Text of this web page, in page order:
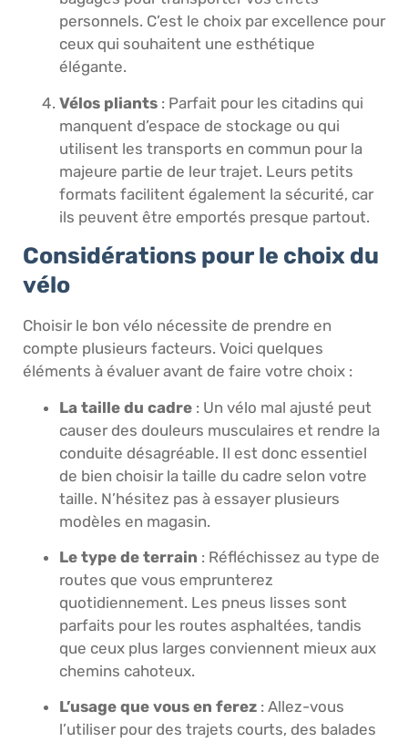
personnels. C’est le choix par excellence pour
ceux qui souhaitent une esthétique
élégante.
Vélos pliants : Parfait pour les citadins qui
manquent d’espace de stockage ou qui
utilisent les transports en commun pour la
majeure partie de leur trajet. Leurs petits
formats facilitent également la sécurité, car
ils peuvent être emportés presque partout.
Considérations pour le choix du
vélo
Choisir le bon vélo nécessite de prendre en
compte plusieurs facteurs. Voici quelques
éléments à évaluer avant de faire votre choix :
La taille du cadre : Un vélo mal ajusté peut
causer des douleurs musculaires et rendre la
conduite désagréable. Il est donc essentiel
de bien choisir la taille du cadre selon votre
taille. N’hésitez pas à essayer plusieurs
modèles en magasin.
Le type de terrain : Réfléchissez au type de
routes que vous emprunterez
quotidiennement. Les pneus lisses sont
parfaits pour les routes asphaltées, tandis
que ceux plus larges conviennent mieux aux
chemins cahoteux.
L’usage que vous en ferez : Allez-vous
l’utiliser pour des trajets courts, des balades